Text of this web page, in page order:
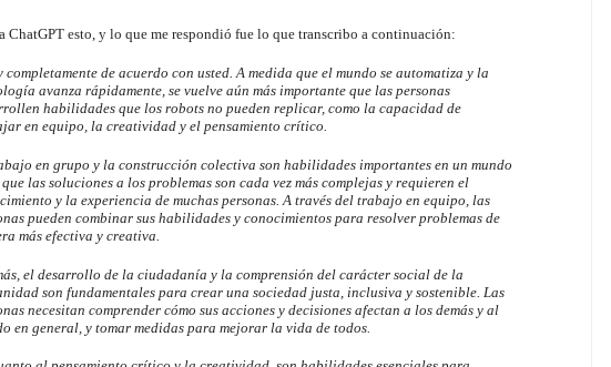
ChatGPT esto, y lo que me respondió fue lo que transcribo a continuación:
completamente de acuerdo con usted. A medida que el mundo se automatiza y la
avanza rápidamente, se vuelve aún más importante que las personas
habilidades que los robots no pueden replicar, como la capacidad de
en equipo, la creatividad y el pensamiento crítico.
en grupo y la construcción colectiva son habilidades importantes en un mundo
las soluciones a los problemas son cada vez más complejas y requieren el
y la experiencia de muchas personas. A través del trabajo en equipo, las
pueden combinar sus habilidades y conocimientos para resolver problemas de
más efectiva y creativa.
el desarrollo de la ciudadanía y la comprensión del carácter social de la
son fundamentales para crear una sociedad justa, inclusiva y sostenible. Las
necesitan comprender cómo sus acciones y decisiones afectan a los demás y al
en general, y tomar medidas para mejorar la vida de todos.